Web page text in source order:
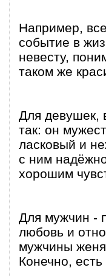
Например,
событие в
невесту,
таком же
Для девушек,
так: он
ласковый и
с ним
хорошим
Для мужчин -
любовь и
мужчины
Конечно,